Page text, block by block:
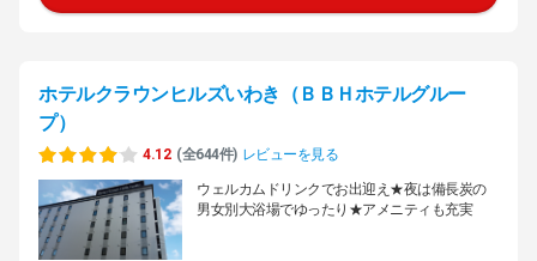
ホテルクラウンヒルズいわき（ＢＢＨホテルグルー
プ）
4.12 (全644件) レビューを見る
ウェルカムドリンクでお出迎え★夜は備長炭の
男女別大浴場でゆったり★アメニティも充実